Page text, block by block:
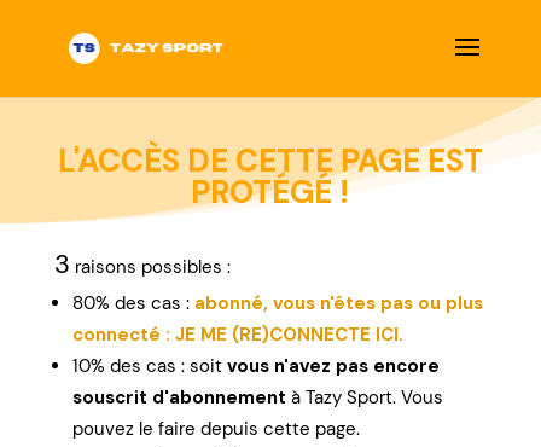
L'ACCÈS DE CETTE PAGE EST
PROTÉGÉ !
3 raisons possibles :
80% des cas : abonné, vous n'êtes pas ou plus
connecté : JE ME (RE)CONNECTE ICI.
10% des cas : soitvous n'avez pas encore
souscrit d'abonnement à Tazy Sport. Vous
pouvez le faire depuis cette page.